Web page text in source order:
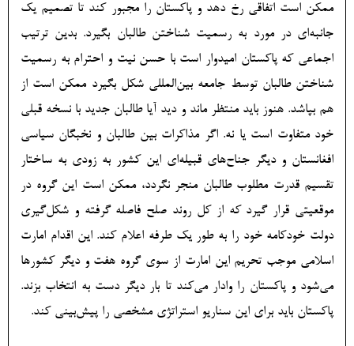
ممکن است اتفاقی رخ دهد و پاکستان را مجبور کند تا تصمیم یک
جانبه‌‏ای در مورد به رسمیت شناختن طالبان بگیرد. بدین ترتیب
اجماعی که پاکستان امیدوار است با حسن نیت و احترام به رسمیت
شناختن طالبان توسط جامعه بین‌المللی شکل بگیرد ممکن است از
هم بپاشد. هنوز باید منتظر ماند و دید آیا طالبان جدید با نسخه قبلی
خود متفاوت است یا نه. اگر مذاکرات بین طالبان و نخبگان سیاسی
افغانستان و دیگر جناح‏‌های قبیله‌‎ای این کشور به زودی به ساختار
تقسیم قدرت مطلوب طالبان منجر نگردد، ممکن است این گروه در
موقعیتی قرار گیرد که از کل روند صلح فاصله گرفته و شکل‌‎گیری
دولت خودکامه خود را به طور یک طرفه اعلام کند. این اقدام امارت
اسلامی موجب تحریم این امارت از سوی گروه هفت و دیگر کشورها
می‌‏شود و پاکستان را وادار می‌‏کند تا بار دیگر دست به انتخاب بزند.
پاکستان باید برای این سناریو استراتژی مشخصی را پیش‏‌بینی کند.